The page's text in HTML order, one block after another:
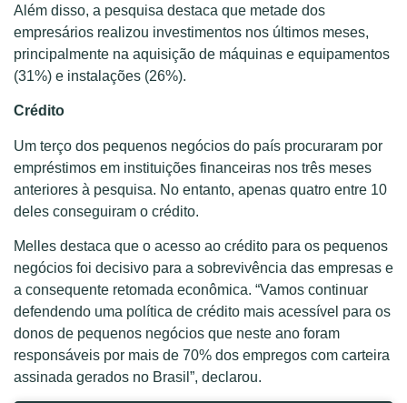
Além disso, a pesquisa destaca que metade dos
empresários realizou investimentos nos últimos meses,
principalmente na aquisição de máquinas e equipamentos
(31%) e instalações (26%).
Crédito
Um terço dos pequenos negócios do país procuraram por
empréstimos em instituições financeiras nos três meses
anteriores à pesquisa. No entanto, apenas quatro entre 10
deles conseguiram o crédito.
Melles destaca que o acesso ao crédito para os pequenos
negócios foi decisivo para a sobrevivência das empresas e
a consequente retomada econômica. “Vamos continuar
defendendo uma política de crédito mais acessível para os
donos de pequenos negócios que neste ano foram
responsáveis por mais de 70% dos empregos com carteira
assinada gerados no Brasil”, declarou.